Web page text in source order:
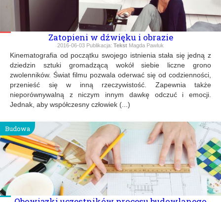
Zatopieni w dźwięku i obrazie
2016-06-03 Publikacja: Tekst Magda Pawluk
Kinematografia od początku swojego istnienia stała się jedną z
dziedzin sztuki gromadzącą wokół siebie liczne grono
zwolenników. Świat filmu pozwala oderwać się od codzienności,
przenieść się w inną rzeczywistość. Zapewnia także
nieporównywalną z niczym innym dawkę odczuć i emocji.
Jednak, aby współczesny człowiek (...)
Budowa